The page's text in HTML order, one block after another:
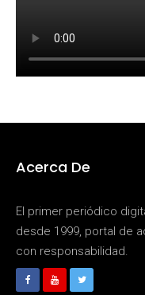
Acerca De
El primer periódico
desde 1999, portal de
con responsabilidad.